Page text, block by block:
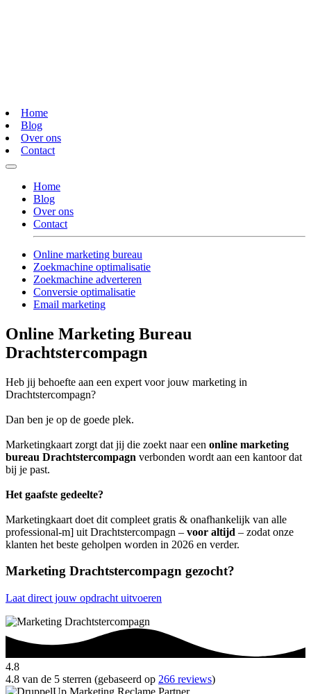
Home
Blog
Over ons
Contact
Home
Blog
Over ons
Contact
Online marketing bureau
Zoekmachine optimalisatie
Zoekmachine adverteren
Conversie optimalisatie
Email marketing
Online Marketing Bureau
Drachtstercompagn
Heb jij behoefte aan een expert voor jouw marketing in
Drachtstercompagn?
Dan ben je op de goede plek.
Marketingkaart zorgt dat jij die zoekt naar een online marketing
bureau Drachtstercompagn verbonden wordt aan een kantoor dat
bij je past.
Het gaafste gedeelte?
Marketingkaart doet dit compleet gratis & onafhankelijk van alle
professional-m] uit Drachtstercompagn – voor altijd – zodat onze
klanten het beste geholpen worden in 2026 en verder.
Marketing Drachtstercompagn gezocht?
Laat direct jouw opdracht uitvoeren
4.8
4.8 van de 5 sterren (gebaseerd op 266 reviews)